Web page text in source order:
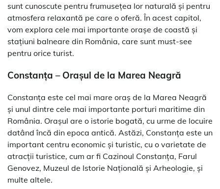
sunt cunoscute pentru frumusețea lor naturală și pentru
atmosfera relaxantă pe care o oferă. În acest capitol,
vom explora cele mai importante orașe de coastă și
stațiuni balneare din România, care sunt must-see
pentru orice turist.
Constanța – Orașul de la Marea Neagră
Constanța este cel mai mare oraș de la Marea Neagră
și unul dintre cele mai importante porturi maritime din
România. Orașul are o istorie bogată, cu urme de locuire
datând încă din epoca antică. Astăzi, Constanța este un
important centru economic și turistic, cu o varietate de
atracții turistice, cum ar fi Cazinoul Constanța, Farul
Genovez, Muzeul de Istorie Națională și Arheologie, și
multe altele.